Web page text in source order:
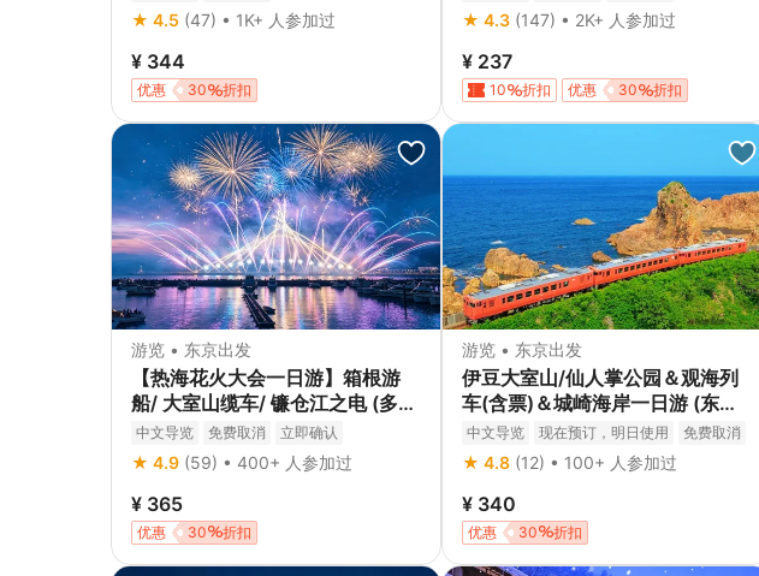
★ 4.5 (47) • 1K+ 人参加过
¥ 344
30 折扣
优惠
★ 4.3 (147) • 2K+ 人参加过
¥ 237
10 折扣 30 折扣
优惠
游览 • 东京出发
【热海花火大会一日游】箱根游
船/ 大室山缆车/ 镰仓江之电 (多线
路可选, 东京出发)
中文导览 免费取消 立即确认
★ 4.9 (59) • 400+ 人参加过
¥ 365
30 折扣
优惠
游览 • 东京出发
伊豆大室山/仙人掌公园＆观海列
车(含票)＆城崎海岸一日游 (东京
出发)
中文导览 现在预订，明日使用 免费取消
★ 4.8 (12) • 100+ 人参加过
¥ 340
30 折扣
优惠